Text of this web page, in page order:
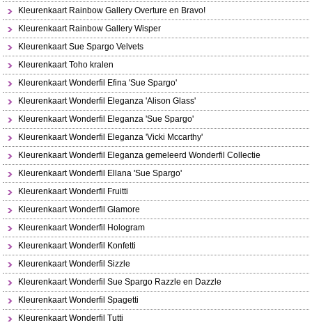
Kleurenkaart Rainbow Gallery Overture en Bravo!
Kleurenkaart Rainbow Gallery Wisper
Kleurenkaart Sue Spargo Velvets
Kleurenkaart Toho kralen
Kleurenkaart Wonderfil Efina 'Sue Spargo'
Kleurenkaart Wonderfil Eleganza 'Alison Glass'
Kleurenkaart Wonderfil Eleganza 'Sue Spargo'
Kleurenkaart Wonderfil Eleganza 'Vicki Mccarthy'
Kleurenkaart Wonderfil Eleganza gemeleerd Wonderfil Collectie
Kleurenkaart Wonderfil Ellana 'Sue Spargo'
Kleurenkaart Wonderfil Fruitti
Kleurenkaart Wonderfil Glamore
Kleurenkaart Wonderfil Hologram
Kleurenkaart Wonderfil Konfetti
Kleurenkaart Wonderfil Sizzle
Kleurenkaart Wonderfil Sue Spargo Razzle en Dazzle
Kleurenkaart Wonderfil Spagetti
Kleurenkaart Wonderfil Tutti